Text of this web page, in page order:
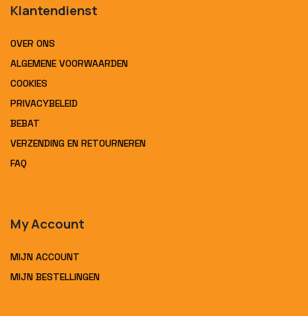
Klantendienst
OVER ONS
ALGEMENE VOORWAARDEN
COOKIES
PRIVACYBELEID
BEBAT
VERZENDING EN RETOURNEREN
FAQ
My Account
MIJN ACCOUNT
MIJN BESTELLINGEN